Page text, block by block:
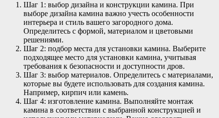
Шаг 1: выбор дизайна и конструкции камина. При
выборе дизайна камина важно учесть особенности
интерьера и стиль вашего загородного дома.
Определитесь с формой, материалом и цветовыми
решениями.
Шаг 2: подбор места для установки камина. Выберите
подходящее место для установки камина, учитывая
требования к безопасности и доступности дров.
Шаг 3: выбор материалов. Определитесь с материалами,
которые вы будете использовать для создания камина.
Например, кирпич или камень.
Шаг 4: изготовление камина. Выполняйте монтаж
камина в соответствии с выбранной конструкцией и